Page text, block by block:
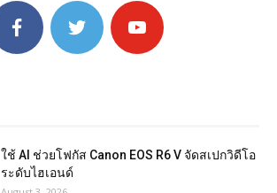
ใช้ AI ช่วยโฟกัส Canon EOS R6 V จัดสเปกวิดีโอ
ระดับไฮเอนด์